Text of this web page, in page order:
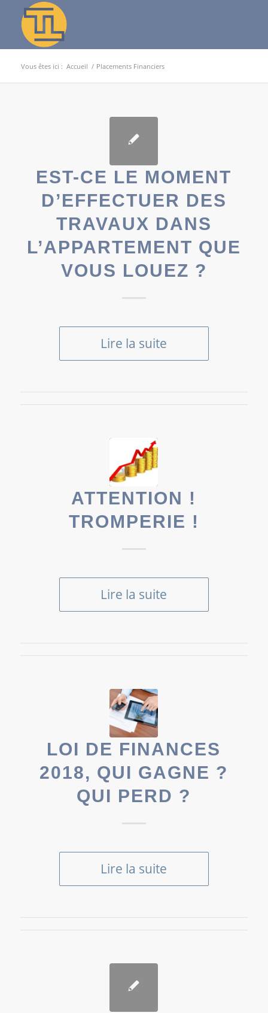
Vous êtes ici : Accueil / Placements Financiers
EST-CE LE MOMENT
D’EFFECTUER DES
TRAVAUX DANS
L’APPARTEMENT QUE
VOUS LOUEZ ?
Lire la suite
ATTENTION !
TROMPERIE !
Lire la suite
LOI DE FINANCES
2018, QUI GAGNE ?
QUI PERD ?
Lire la suite